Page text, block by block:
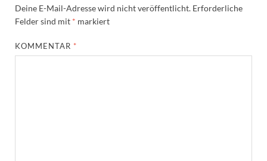
Deine E-Mail-Adresse wird nicht veröffentlicht. Erforderliche
Felder sind mit * markiert
KOMMENTAR *